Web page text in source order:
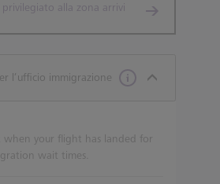
privilegiato alla zona arrivi
l’ufficio immigrazione
when your flight has landed for
wait times.